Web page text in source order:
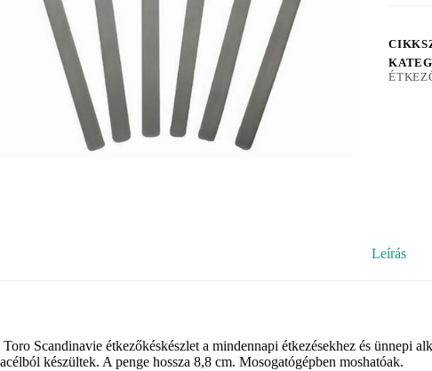
Leírás
Toro Scandinavie étkezőkéskészlet a mindennapi étkezésekhez és ünnepi
acélból készültek. A penge hossza 8,8 cm. Mosogatógépben moshatóak.